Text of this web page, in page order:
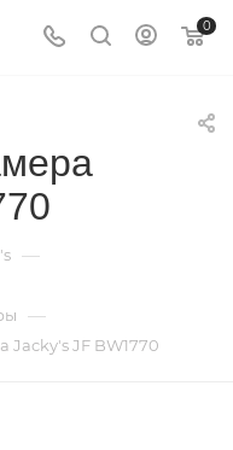
0
—
—
Jacky's JF BW1770